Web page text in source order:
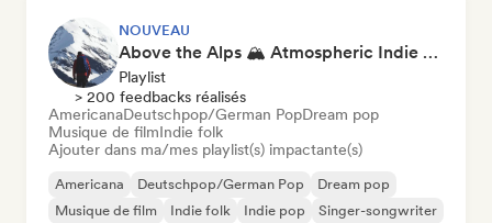
NOUVEAU
Above the Alps 🏔️ Atmospheric Indie Folk & Singer-Songwriter
Playlist
> 200 feedbacks réalisés
AmericanaDeutschpop/German PopDream pop
Musique de filmIndie folk
Ajouter dans ma/mes playlist(s) impactante(s)
Americana Deutschpop/German Pop
Dream pop
Musique de film
Indie folk Indie pop Singer-songwriter